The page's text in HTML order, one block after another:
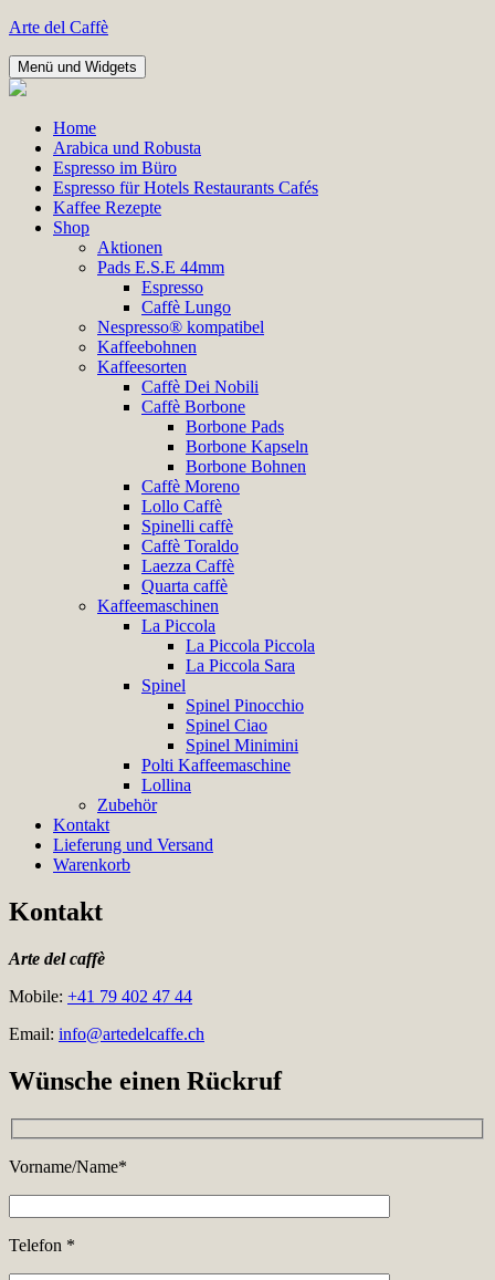
Zum
springen
Arte del Caffè
Menü und Widgets
Home
Arabica und Robusta
Espresso im Büro
Espresso für Hotels Restaurants Cafés
Kaffee Rezepte
Shop
Aktionen
Pads E.S.E 44mm
Espresso
Caffè Lungo
Nespresso® kompatibel
Kaffeebohnen
Kaffeesorten
Caffè Dei Nobili
Caffè Borbone
Borbone Pads
Borbone Kapseln
Borbone Bohnen
Caffè Moreno
Lollo Caffè
Spinelli caffè
Caffè Toraldo
Laezza Caffè
Quarta caffè
Kaffeemaschinen
La Piccola
La Piccola Piccola
La Piccola Sara
Spinel
Spinel Pinocchio
Spinel Ciao
Spinel Minimini
Polti Kaffeemaschine
Lollina
Zubehör
Kontakt
Lieferung und Versand
Warenkorb
Kontakt
Arte del caffè
Mobile: +41 79 402 47 44
Email: info@artedelcaffe.ch
Wünsche einen Rückruf
Vorname/Name*
Telefon *